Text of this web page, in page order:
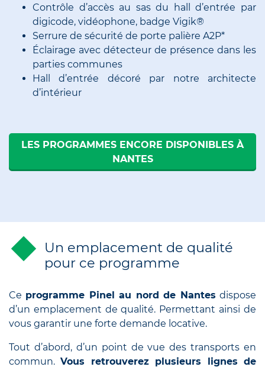
Contrôle d’accès au sas du hall d’entrée par
digicode, vidéophone, badge Vigik®
Serrure de sécurité de porte palière A2P*
Éclairage avec détecteur de présence dans les
parties communes
Hall d’entrée décoré par notre architecte
d’intérieur
LES PROGRAMMES ENCORE DISPONIBLES À
NANTES
Un emplacement de qualité
pour ce programme
Ce programme Pinel au nord de Nantes dispose
d’un emplacement de qualité. Permettant ainsi de
vous garantir une forte demande locative.
Tout d’abord, d’un point de vue des transports en
commun.Vous retrouverez plusieurs lignes de